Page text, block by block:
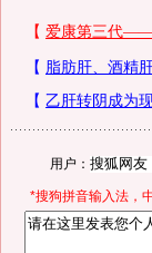
用户：
*搜狗拼音输入法，